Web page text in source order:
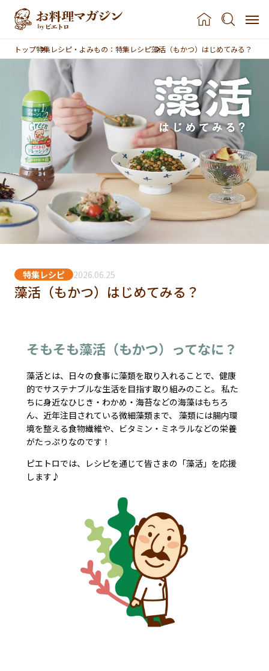
本文へスキップ
トップ特集レシピ・よみもの：特集レシピ藻活（もかつ）はじめてみる？
特集レシピ 2026.06.25
藻活（もかつ）はじめてみる？
そもそも藻活（もかつ）ってなに？
藻活とは、日々の食事に藻類を取り入れることで、健康
的でサステナブルな生活を目指す取り組みのこと。 私た
ちに身近なひじき・わかめ・海苔などの海藻はもちろ
ん、近年注目されている微細藻類まで、 藻類には腸内環
境を整える食物繊維や、ビタミン・ミネラルなどの栄養
がたっぷりなのです！
ピエトロでは、レシピを通じて皆さまの「藻活」を応援
します♪